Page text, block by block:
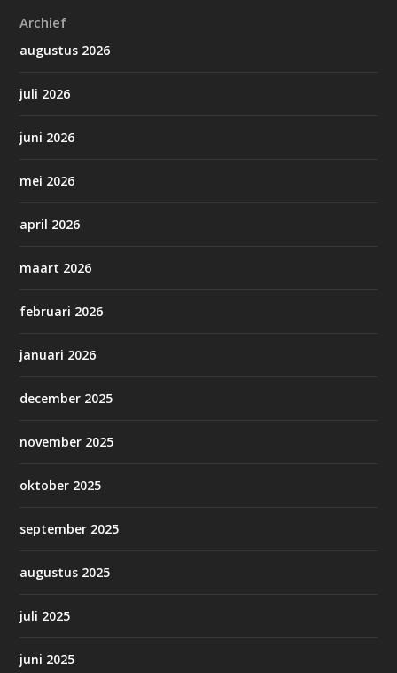
Archief
augustus 2026
juli 2026
juni 2026
mei 2026
april 2026
maart 2026
februari 2026
januari 2026
december 2025
november 2025
oktober 2025
september 2025
augustus 2025
juli 2025
juni 2025